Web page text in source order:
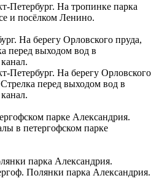
Петербург. На тропинке парка
и посёлком Ленино.
Петербург. На берегу Орловского
перед выходом вод в
в петергофском парке
Полянки парка Александрия.